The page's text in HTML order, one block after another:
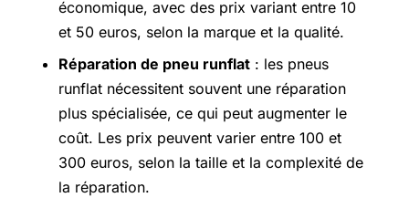
économique, avec des prix variant entre 10
et 50 euros, selon la marque et la qualité.
Réparation de pneu runflat : les pneus
runflat nécessitent souvent une réparation
plus spécialisée, ce qui peut augmenter le
coût. Les prix peuvent varier entre 100 et
300 euros, selon la taille et la complexité de
la réparation.